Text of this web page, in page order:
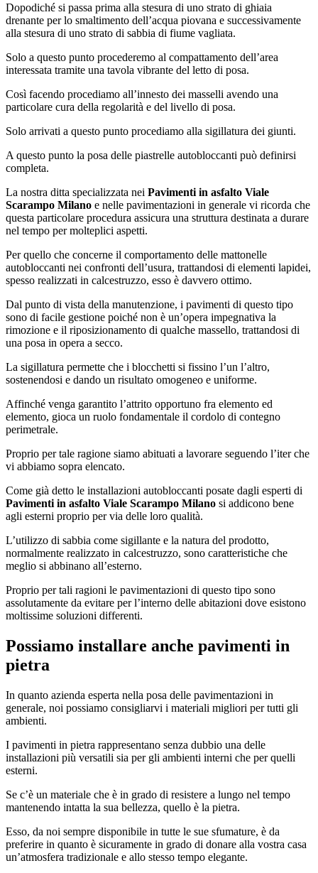
Dopodiché si passa prima alla stesura di uno strato di ghiaia
drenante per lo smaltimento dell’acqua piovana e successivamente
alla stesura di uno strato di sabbia di fiume vagliata.
Solo a questo punto procederemo al compattamento dell’area
interessata tramite una tavola vibrante del letto di posa.
Così facendo procediamo all’innesto dei masselli avendo una
particolare cura della regolarità e del livello di posa.
Solo arrivati a questo punto procediamo alla sigillatura dei giunti.
A questo punto la posa delle piastrelle autobloccanti può definirsi
completa.
La nostra ditta specializzata nei Pavimenti in asfalto Viale
Scarampo Milano e nelle pavimentazioni in generale vi ricorda che
questa particolare procedura assicura una struttura destinata a durare
nel tempo per molteplici aspetti.
Per quello che concerne il comportamento delle mattonelle
autobloccanti nei confronti dell’usura, trattandosi di elementi lapidei,
spesso realizzati in calcestruzzo, esso è davvero ottimo.
Dal punto di vista della manutenzione, i pavimenti di questo tipo
sono di facile gestione poiché non è un’opera impegnativa la
rimozione e il riposizionamento di qualche massello, trattandosi di
una posa in opera a secco.
La sigillatura permette che i blocchetti si fissino l’un l’altro,
sostenendosi e dando un risultato omogeneo e uniforme.
Affinché venga garantito l’attrito opportuno fra elemento ed
elemento, gioca un ruolo fondamentale il cordolo di contegno
perimetrale.
Proprio per tale ragione siamo abituati a lavorare seguendo l’iter che
vi abbiamo sopra elencato.
Come già detto le installazioni autobloccanti posate dagli esperti di
Pavimenti in asfalto Viale Scarampo Milano si addicono bene
agli esterni proprio per via delle loro qualità.
L’utilizzo di sabbia come sigillante e la natura del prodotto,
normalmente realizzato in calcestruzzo, sono caratteristiche che
meglio si abbinano all’esterno.
Proprio per tali ragioni le pavimentazioni di questo tipo sono
assolutamente da evitare per l’interno delle abitazioni dove esistono
moltissime soluzioni differenti.
Possiamo installare anche pavimenti in
pietra
In quanto azienda esperta nella posa delle pavimentazioni in
generale, noi possiamo consigliarvi i materiali migliori per tutti gli
ambienti.
I pavimenti in pietra rappresentano senza dubbio una delle
installazioni più versatili sia per gli ambienti interni che per quelli
esterni.
Se c’è un materiale che è in grado di resistere a lungo nel tempo
mantenendo intatta la sua bellezza, quello è la pietra.
Esso, da noi sempre disponibile in tutte le sue sfumature, è da
preferire in quanto è sicuramente in grado di donare alla vostra casa
un’atmosfera tradizionale e allo stesso tempo elegante.